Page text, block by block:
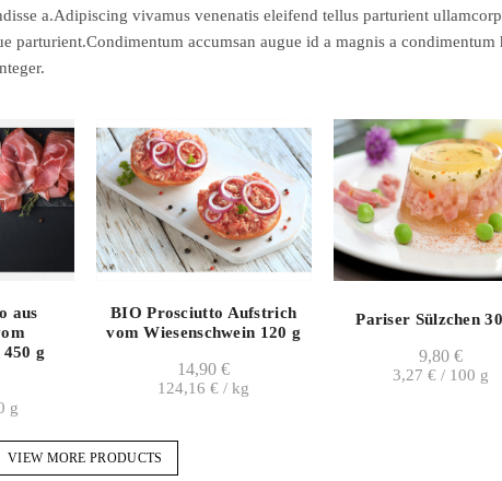
a.Adipiscing vivamus venenatis eleifend tellus parturient
parturient.Condimentum accumsan augue id a magnis a condimentum
aus
450 g
g
BIO Prosciutto Aufstrich
vom Wiesenschwein 120 g
14,90€
124,16€ /kg
Pariser Sülzchen
9,80€
3,27€ / 100 g
VIEW MORE PRODUCTS